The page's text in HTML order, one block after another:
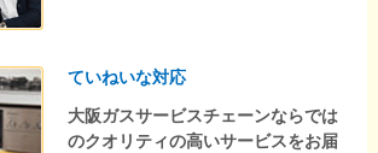
ていねいな対応
大阪ガスサービスチェーンならでは
のクオリティの高いサービスをお届